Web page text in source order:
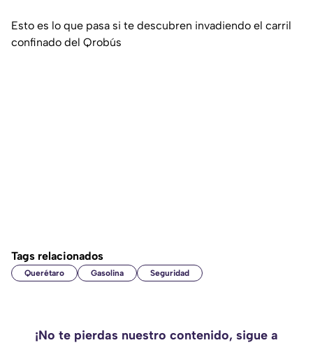
Esto es lo que pasa si te descubren invadiendo el carril
confinado del Qrobús
Tags relacionados
Querétaro Gasolina Seguridad
¡No te pierdas nuestro contenido, sigue a